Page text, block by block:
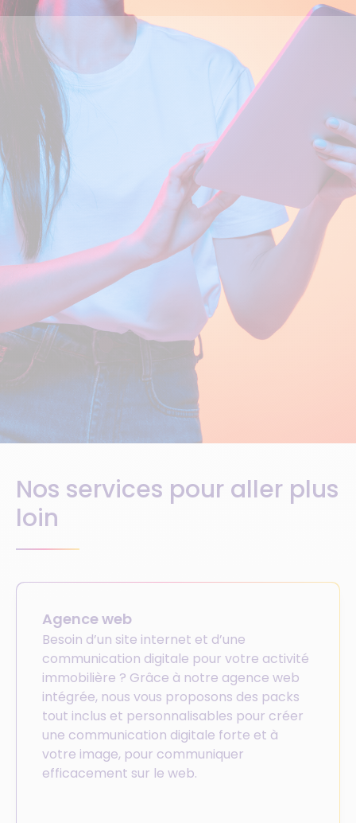
Nos services pour aller plus
loin
Agence web
Besoin d’un site internet et d’une
communication digitale pour votre activité
immobilière ? Grâce à notre agence web
intégrée, nous vous proposons des packs
tout inclus et personnalisables pour créer
une communication digitale forte et à
votre image, pour communiquer
efficacement sur le web.